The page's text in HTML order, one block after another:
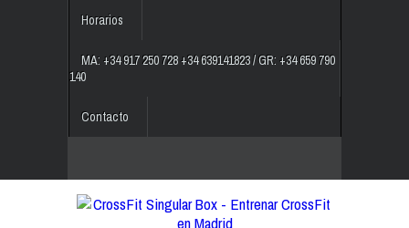
Horarios
MA: +34 917 250 728 +34 639141823 / GR: +34 659 790
140
Contacto